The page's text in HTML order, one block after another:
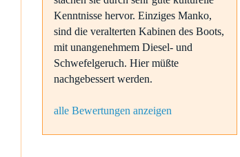
Kenntnisse hervor. Einziges Manko,
sind die veralterten Kabinen des Boots,
mit unangenehmem Diesel- und
Schwefelgeruch. Hier müßte
nachgebessert werden.
alle Bewertungen anzeigen